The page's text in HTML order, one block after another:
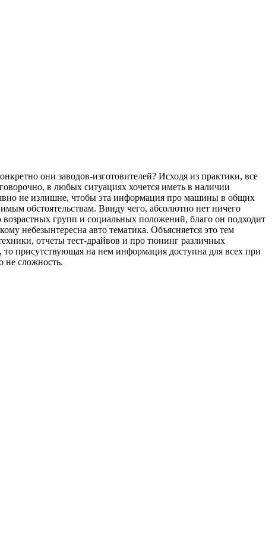
они заводов-изготовителей? Исходя из практики, все
в любых ситуациях хочется иметь в наличии
не излишне, чтобы эта информация про машины в общих
обстоятельствам. Ввиду чего, абсолютно нет ничего
групп и социальных положений, благо он подходит
небезынтересна авто тематика. Объясняется это тем
отчеты тест-драйвов и про тюнинг различных
присутствующая на нем информация доступна для всех при
не сложность.